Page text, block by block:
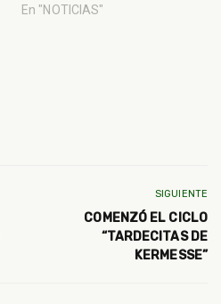
En "NOTICIAS"
SIGUIENTE
COMENZÓ EL CICLO
“TARDECITAS DE
KERMESSE”